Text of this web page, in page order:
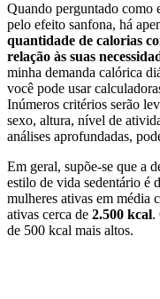
Quando perguntado como
pelo efeito sanfona, há
quantidade de calorias
relação às suas
minha demanda calórica
você pode usar
Inúmeros critérios serão
sexo, altura, nível de
análises aprofundadas,
Em geral, supõe-se que a
estilo de vida sedentário é
mulheres ativas em média
ativas cerca de 2.500 kcal.
de 500 kcal mais altos.